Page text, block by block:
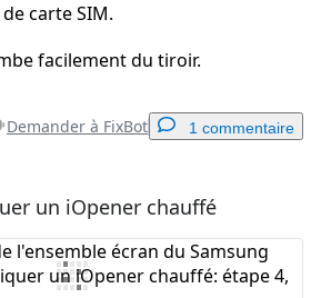
carte SIM.
facilement du tiroir.
Demander à FixBot 1 commentaire
Ajouter un commentaire
un iOpener chauffé